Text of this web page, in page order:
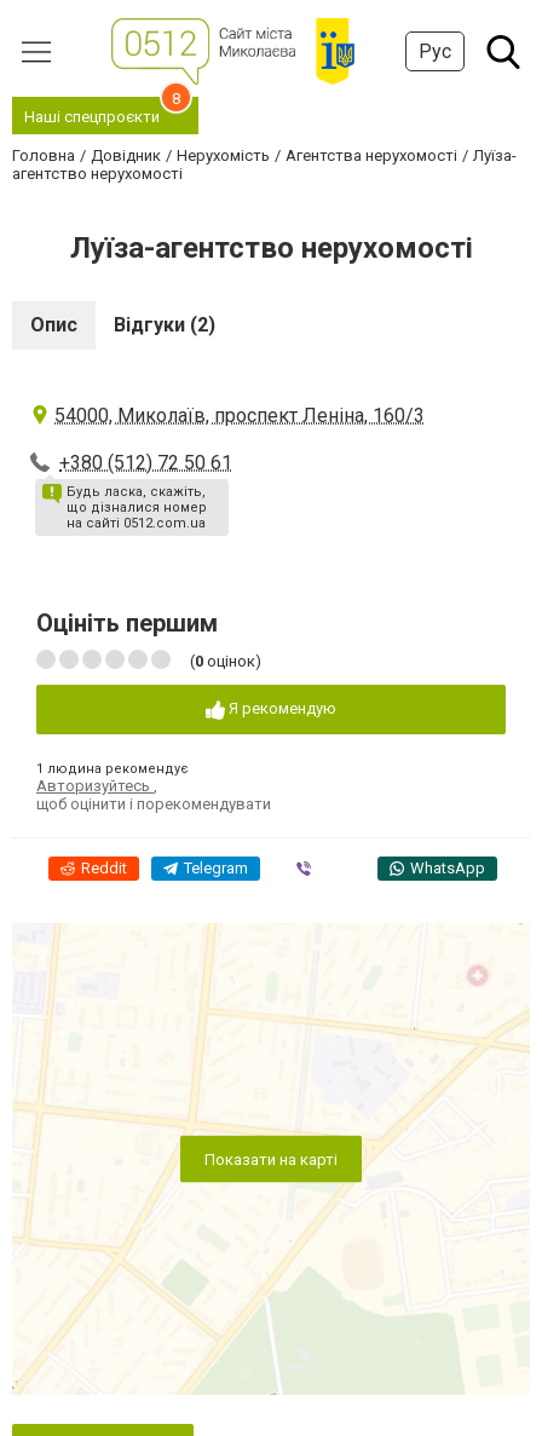
Рус
Наші спецпроєкти
8
Головна Довідник Нерухомість Агентства нерухомості
Луїза-
агентство нерухомості
Луїза-агентство нерухомості
Опис Відгуки (2)
54000, Миколаїв, проспект Леніна, 160/3
+380 (512) 72 50 61
Будь ласка, скажіть,
що дізналися номер
на сайті 0512.com.ua
Оцініть першим
(0 оцінок)
Я рекомендую
1 людина рекомендує
Авторизуйтесь
щоб оцінити і порекомендувати
Reddit Telegram WhatsApp
Показати на карті